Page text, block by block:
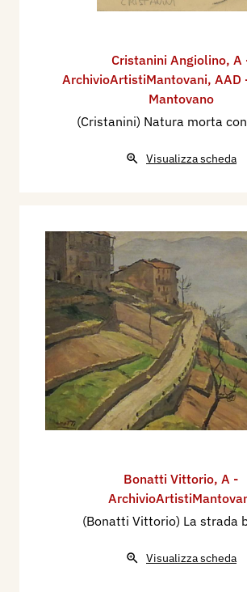
Cristanini Angiolino, A
ArchivioArtistiMantovani, AAD
Mantovano
(Cristanini) Natura morta
Visualizza scheda
Bonatti Vittorio, A -
(Bonatti Vittorio) La strada
Visualizza scheda